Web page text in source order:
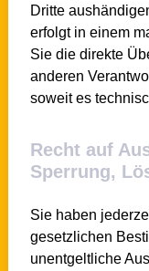
Dritte
erfolgt in einem
Sie die direkte
anderen
soweit es
Recht auf
Sperrung,
Sie haben
gesetzlichen
unentgeltliche